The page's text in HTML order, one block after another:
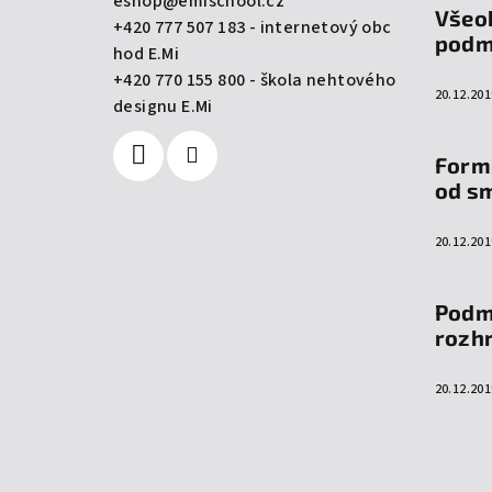
+420 777 507 183 - internetový obc
hod E.Mi
+420 770 155 800 - škola nehtového
designu E.Mi
od